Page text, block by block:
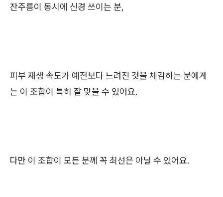
잔주름이 동시에 신경 쓰이는 분,
피부 재생 속도가 예전보다 느려진 것을 체감하는 분에게
는 이 조합이 특히 잘 맞을 수 있어요.
다만 이 조합이 모든 분께 꼭 최선은 아닐 수 있어요.